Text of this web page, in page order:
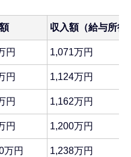
収入額（給与所得
円 1,071万円
円 1,124万円
円 1,162万円
円 1,200万円
万円 1,238万円